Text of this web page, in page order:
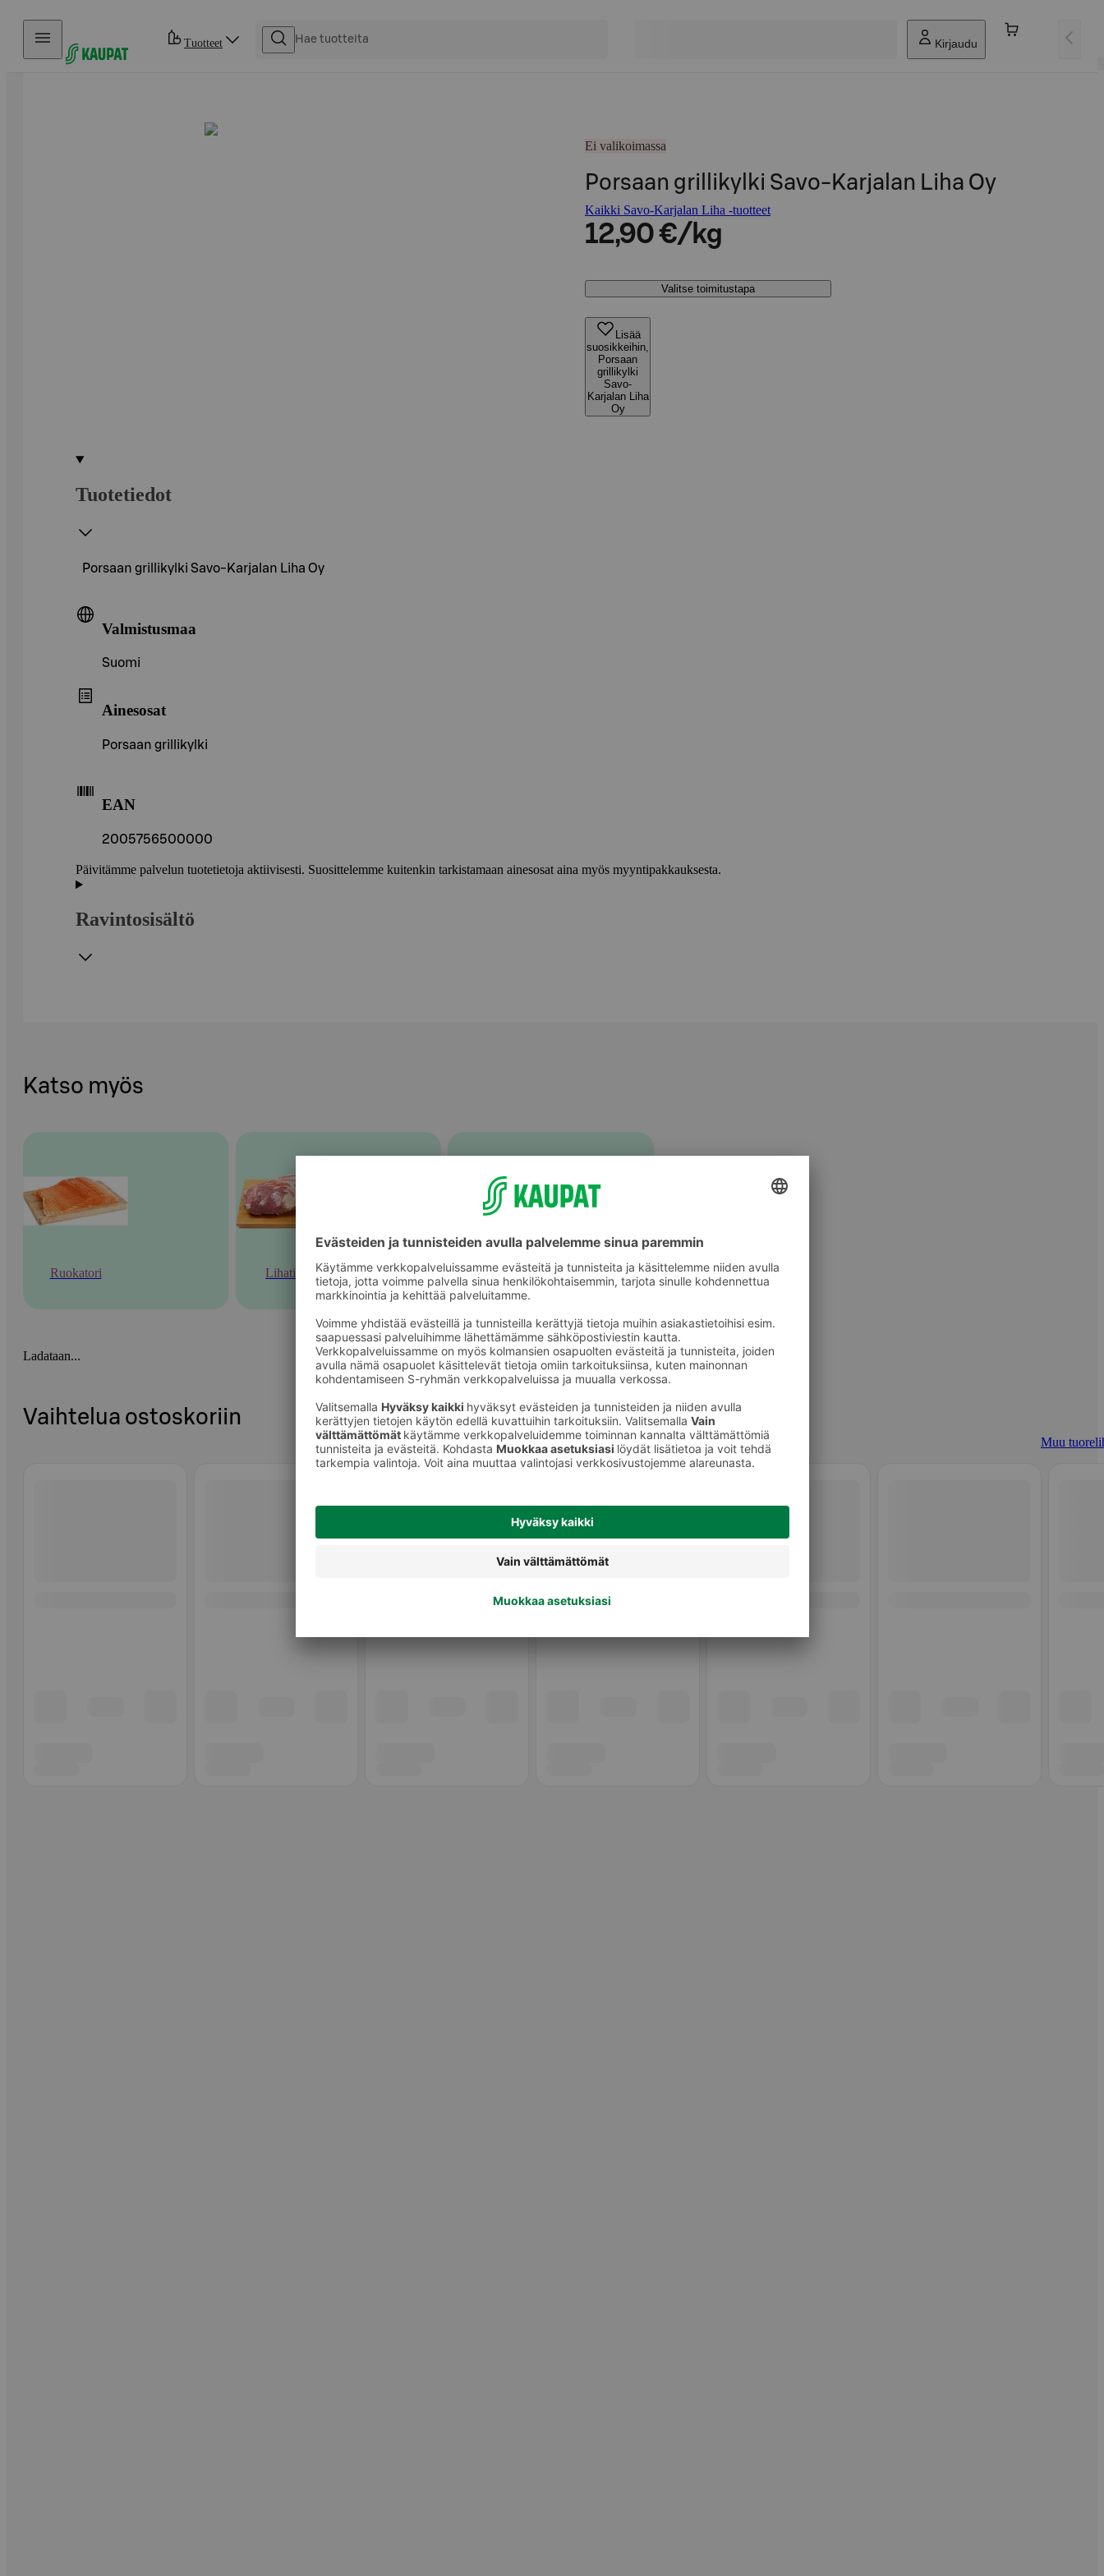
Hyppää sisältöön
Tuotteet Kirjaudu
Ei valikoimassa
Porsaan grillikylki Savo-Karjalan Liha Oy
Kaikki Savo-Karjalan Liha -tuotteet
12,90 €/kg
Valitse toimitustapa
Lisää
suosikkeihin,
Porsaan
grillikylki
Savo-
Karjalan Liha
Oy
Tuotetiedot
Porsaan grillikylki Savo-Karjalan Liha Oy
Valmistusmaa
Suomi
Ainesosat
Porsaan grillikylki
EAN
2005756500000
Päivitämme palvelun tuotetietoja aktiivisesti. Suosittelemme kuitenkin tarkistamaan ainesosat aina myös myyntipakkauksesta.
Ravintosisältö
Katso myös
Ruokatori Lihatiski Muu tuoreliha
Ladataan...
Vaihtelua ostoskoriin
Muu